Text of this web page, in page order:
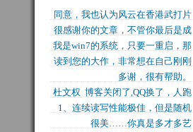
同意，我也认为风云在香港武打片
历史上是绝无仅有的，...
很感谢你的文章，不管你最后是成
功还是失败，能让后来...
我是win7的系统，只要一重启，那
块MFT盘就无法...
读到您的大作，非常想在自己刚刚
买的固态硬盘上试试，...
多谢，很有帮助。
杜文权 博客关闭了,QQ换了，人跑
了 新的QQ...
1、连续读写性能极佳，但是随机
写入性能极差（这对于...
很美……你真是多才多艺